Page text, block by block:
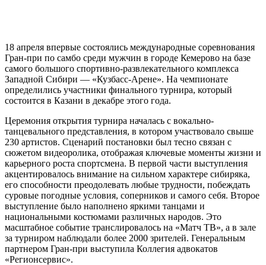
18 апреля впервые состоялись международные соревнования
Гран-при по самбо среди мужчин в городе Кемерово на базе
самого большого спортивно-развлекательного комплекса
Западной Сибири — «Кузбасс-Арене». На чемпионате
определились участники финального турнира, который
состоится в Казани в декабре этого года.
Церемония открытия турнира началась с вокально-
танцевального представления, в котором участвовало свыше
230 артистов. Сценарий постановки был тесно связан с
сюжетом видеоролика, отображая ключевые моменты жизни и
карьерного роста спортсмена. В первой части выступления
акцентировалось внимание на сильном характере сибиряка,
его способности преодолевать любые трудности, побеждать
суровые погодные условия, соперников и самого себя. Второе
выступление было наполнено яркими танцами и
национальными костюмами различных народов. Это
масштабное событие транслировалось на «Матч ТВ», а в зале
за турниром наблюдали более 2000 зрителей. Генеральным
партнером Гран-при выступила Коллегия адвокатов
«Регионсервис».